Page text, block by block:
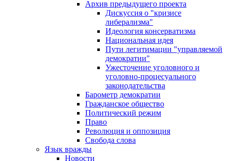
Архив предыдущего проекта
Дискуссия о "кризисе
либерализма"
Идеология консерватизма
Национальная идея
Пути легитимации "управляемой
демократии"
Ужесточение уголовного и
уголовно-процесуального
законодательства
Барометр демократии
Гражданское общество
Политический режим
Право
Революция и оппозиция
Свобода слова
Язык вражды
Новости